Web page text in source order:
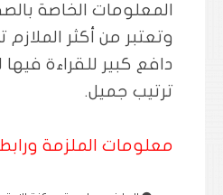
المعلومات الخاصة
وتعتبر من أكثر
دافع كبير للقراءة
ترتيب جميل.
معلومات الملزمة